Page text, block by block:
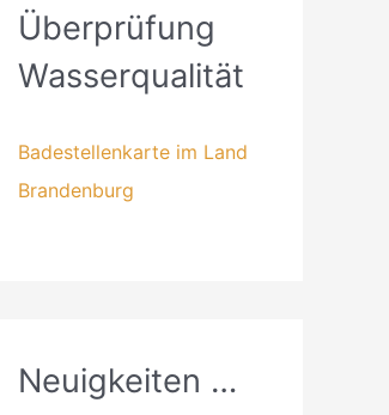
Überprüfung
Wasserqualität
Badestellenkarte im Land
Brandenburg
Neuigkeiten …